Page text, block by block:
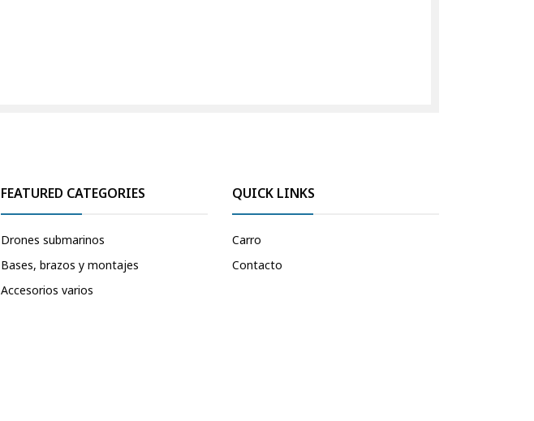
FEATURED CATEGORIES
Drones submarinos
Bases, brazos y montajes
Accesorios varios
QUICK LINKS
Carro
Contacto